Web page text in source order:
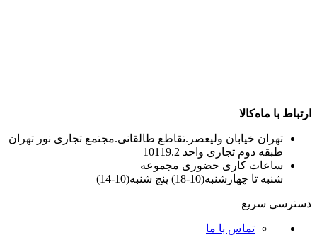
ارتباط با ماه‌کالا
تهران خیابان ولیعصر.تقاطع طالقانی.مجتمع تجاری نور تهران
طبقه دوم تجاری واحد 10119.2
ساعات کاری حضوری مجموعه
شنبه تا چهارشنبه(10-18) پنج شنبه(10-14)
دسترسی سریع
تماس با ما